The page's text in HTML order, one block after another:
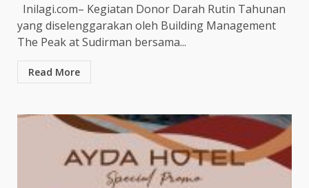
Inilagi.com– Kegiatan Donor Darah Rutin Tahunan
yang diselenggarakan oleh Building Management
The Peak at Sudirman bersama...
Read More